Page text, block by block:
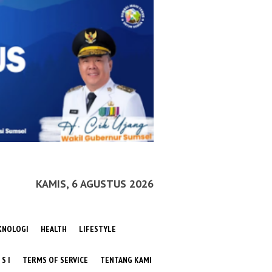
KAMIS, 6 AGUSTUS 2026
HEALTH LIFESTYLE
S I TERMS OF SERVICE TENTANG KAMI